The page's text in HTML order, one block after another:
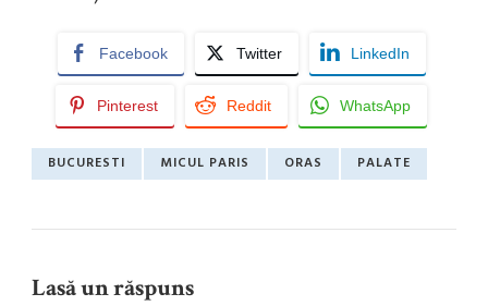
Facebook Twitter LinkedIn
Pinterest Reddit WhatsApp
BUCURESTI MICUL PARIS ORAS PALATE
Lasă un răspuns